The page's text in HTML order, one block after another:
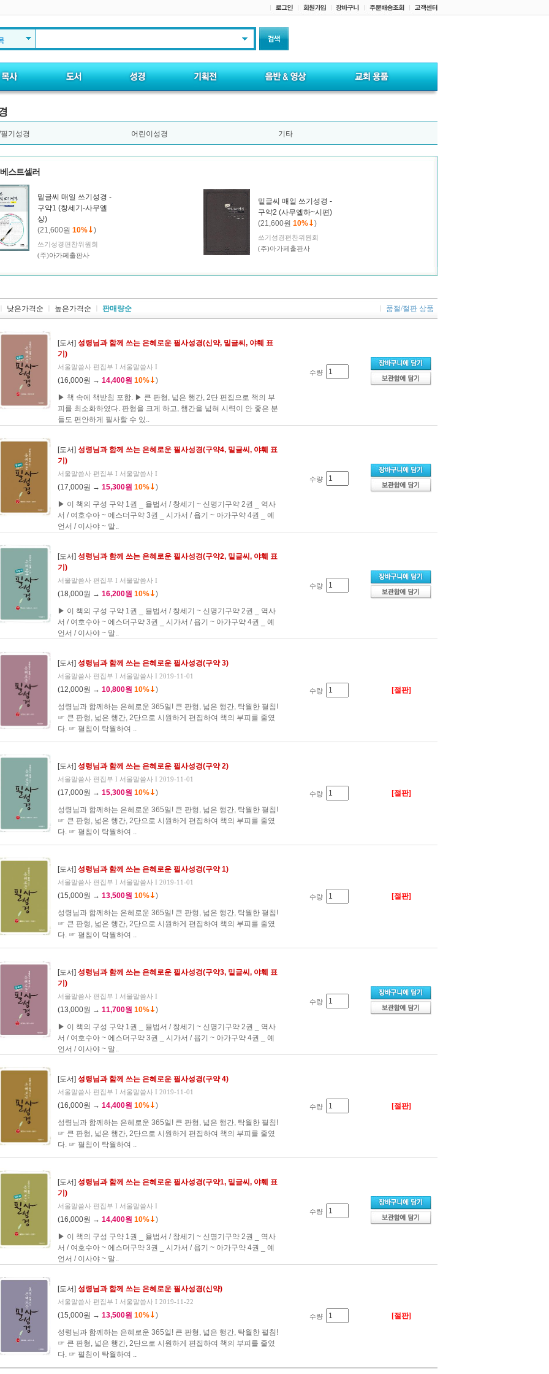
기성경 어린이성경 기타
스트셀러
밑글씨 매일 쓰기성경 -
구약1 (창세기-사무엘
상)
(21,600원 10% )
쓰기성경편찬위원회
(주)아가페출판사
밑글씨 매일 쓰기성경 -
구약2 (사무엘하~시편)
(21,600원 10% )
쓰기성경편찬위원회
(주)아가페출판사
낮은가격순 높은가격순 판매량순 품절/절판 상품
[도서] 성령님과 함께 쓰는 은혜로운 필사성경(신약, 밑글씨, 야훼 표
기)
서울말씀사 편집부 I 서울말씀사 I
(16,000원 → 14,400원 10%
)
▶ 책 속에 책받침 포함. ▶ 큰 판형, 넓은 행간, 2단 편집으로 책의 부
피를 최소화하였다. 판형을 크게 하고, 행간을 넓혀 시력이 안 좋은 분
들도 편안하게 필사할 수 있..
수량
[도서] 성령님과 함께 쓰는 은혜로운 필사성경(구약4, 밑글씨, 야훼 표
기)
서울말씀사 편집부 I 서울말씀사 I
(17,000원 → 15,300원 10%
)
▶ 이 책의 구성 구약 1권 _ 율법서 / 창세기 ~ 신명기구약 2권 _ 역사
서 / 여호수아 ~ 에스더구약 3권 _ 시가서 / 욥기 ~ 아가구약 4권 _ 예
언서 / 이사야 ~ 말..
수량
[도서] 성령님과 함께 쓰는 은혜로운 필사성경(구약2, 밑글씨, 야훼 표
기)
서울말씀사 편집부 I 서울말씀사 I
(18,000원 → 16,200원 10%
)
▶ 이 책의 구성 구약 1권 _ 율법서 / 창세기 ~ 신명기구약 2권 _ 역사
서 / 여호수아 ~ 에스더구약 3권 _ 시가서 / 욥기 ~ 아가구약 4권 _ 예
언서 / 이사야 ~ 말..
수량
[도서] 성령님과 함께 쓰는 은혜로운 필사성경(구약 3)
서울말씀사 편집부 I 서울말씀사 I 2019-11-01
(12,000원 → 10,800원 10%
)
성령님과 함께하는 은혜로운 365일! 큰 판형, 넓은 행간, 탁월한 펼침!
☞ 큰 판형, 넓은 행간, 2단으로 시원하게 편집하여 책의 부피를 줄였
다. ☞ 펼침이 탁월하여 ..
수량 [절판]
[도서] 성령님과 함께 쓰는 은혜로운 필사성경(구약 2)
서울말씀사 편집부 I 서울말씀사 I 2019-11-01
(17,000원 → 15,300원 10%
)
성령님과 함께하는 은혜로운 365일! 큰 판형, 넓은 행간, 탁월한 펼침!
☞ 큰 판형, 넓은 행간, 2단으로 시원하게 편집하여 책의 부피를 줄였
다. ☞ 펼침이 탁월하여 ..
수량 [절판]
[도서] 성령님과 함께 쓰는 은혜로운 필사성경(구약 1)
서울말씀사 편집부 I 서울말씀사 I 2019-11-01
(15,000원 → 13,500원 10%
)
성령님과 함께하는 은혜로운 365일! 큰 판형, 넓은 행간, 탁월한 펼침!
☞ 큰 판형, 넓은 행간, 2단으로 시원하게 편집하여 책의 부피를 줄였
다. ☞ 펼침이 탁월하여 ..
수량 [절판]
[도서] 성령님과 함께 쓰는 은혜로운 필사성경(구약3, 밑글씨, 야훼 표
기)
서울말씀사 편집부 I 서울말씀사 I
(13,000원 → 11,700원 10%
)
▶ 이 책의 구성 구약 1권 _ 율법서 / 창세기 ~ 신명기구약 2권 _ 역사
서 / 여호수아 ~ 에스더구약 3권 _ 시가서 / 욥기 ~ 아가구약 4권 _ 예
언서 / 이사야 ~ 말..
수량
[도서] 성령님과 함께 쓰는 은혜로운 필사성경(구약 4)
서울말씀사 편집부 I 서울말씀사 I 2019-11-01
(16,000원 → 14,400원 10%
)
성령님과 함께하는 은혜로운 365일! 큰 판형, 넓은 행간, 탁월한 펼침!
☞ 큰 판형, 넓은 행간, 2단으로 시원하게 편집하여 책의 부피를 줄였
다. ☞ 펼침이 탁월하여 ..
수량 [절판]
[도서] 성령님과 함께 쓰는 은혜로운 필사성경(구약1, 밑글씨, 야훼 표
기)
서울말씀사 편집부 I 서울말씀사 I
(16,000원 → 14,400원 10%
)
▶ 이 책의 구성 구약 1권 _ 율법서 / 창세기 ~ 신명기구약 2권 _ 역사
서 / 여호수아 ~ 에스더구약 3권 _ 시가서 / 욥기 ~ 아가구약 4권 _ 예
언서 / 이사야 ~ 말..
수량
[도서] 성령님과 함께 쓰는 은혜로운 필사성경(신약)
서울말씀사 편집부 I 서울말씀사 I 2019-11-22
(15,000원 → 13,500원 10%
)
성령님과 함께하는 은혜로운 365일! 큰 판형, 넓은 행간, 탁월한 펼침!
☞ 큰 판형, 넓은 행간, 2단으로 시원하게 편집하여 책의 부피를 줄였
다. ☞ 펼침이 탁월하여 ..
수량 [절판]